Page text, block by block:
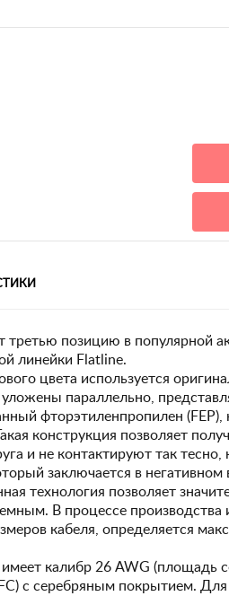
третью позицию в популярной
линейки Flatline.
цвета используется
параллельно,
фторэтиленпропилен
конструкция позволяет
и не контактируют так
заключается в
технология позволяет
В процессе
кабеля, определяется
калибр 26 AWG (площадь
с серебряным покрытием.